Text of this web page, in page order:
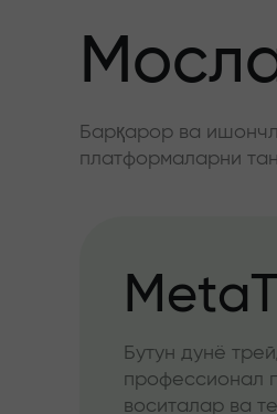
Барқарор ва
платформаларни
Бутун дунё
профессионал
воситалар ва